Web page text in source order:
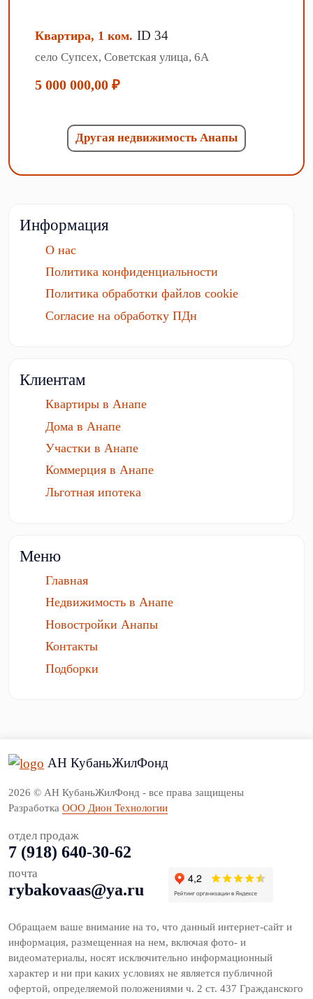
Квартира, 1 ком. ID 34
село Супсех, Советская улица, 6А
5 000 000,00 ₽
Другая недвижимость Анапы
Информация
О нас
Политика конфиденциальности
Политика обработки файлов cookie
Согласие на обработку ПДн
Клиентам
Квартиры в Анапе
Дома в Анапе
Участки в Анапе
Коммерция в Анапе
Льготная ипотека
Меню
Главная
Недвижимость в Анапе
Новостройки Анапы
Контакты
Подборки
АН КубаньЖилФонд
2026 © АН КубаньЖилФонд - все права защищены
Разработка ООО Дион Технологии
отдел продаж
7 (918) 640-30-62
почта
rybakovaas@ya.ru
Обращаем ваше внимание на то, что данный интернет-сайт и
информация, размещенная на нем, включая фото- и
видеоматериалы, носят исключительно информационный
характер и ни при каких условиях не является публичной
офертой, определяемой положениями ч. 2 ст. 437 Гражданского